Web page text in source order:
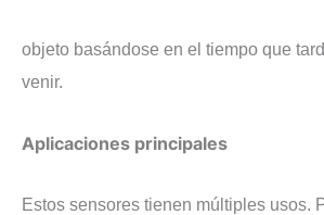
objeto basándose en el tiempo que
venir.
​Aplicaciones principales
​Estos sensores tienen múltiples usos.